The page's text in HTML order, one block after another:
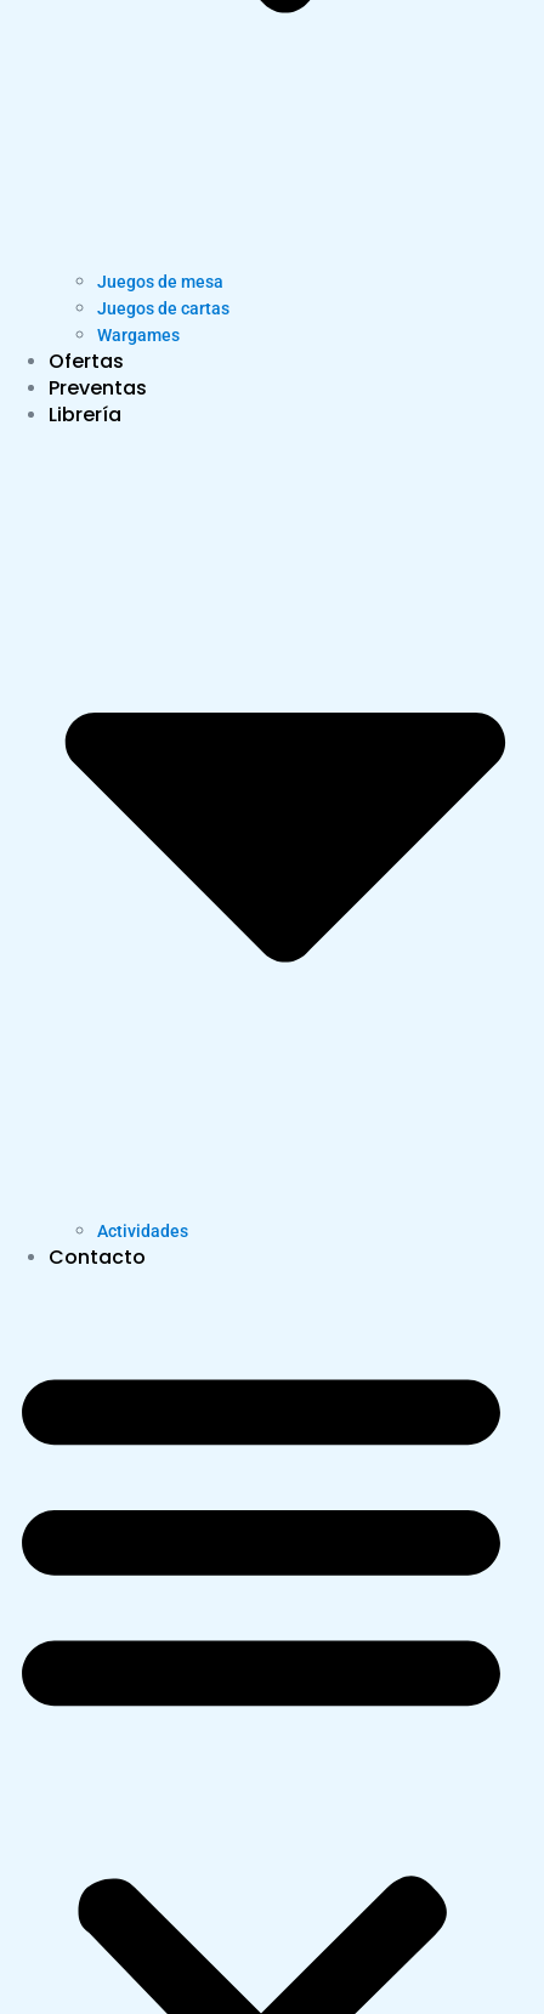
Juegos de mesa
Juegos de cartas
Wargames
Ofertas
Preventas
Librería
Actividades
Contacto